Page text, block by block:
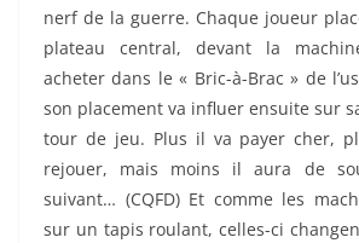
nerf de la guerre. Chaque joueur
plateau central, devant la
acheter dans le « Bric-à-Brac » de
son placement va influer ensuite sur
tour de jeu. Plus il va payer cher,
rejouer, mais moins il aura de
suivant… (CQFD) Et comme les
sur un tapis roulant, celles-ci